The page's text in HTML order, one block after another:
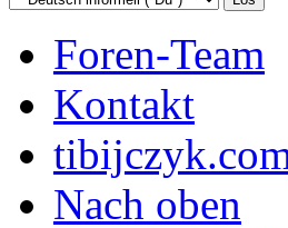
Foren-Team
Kontakt
Nach oben